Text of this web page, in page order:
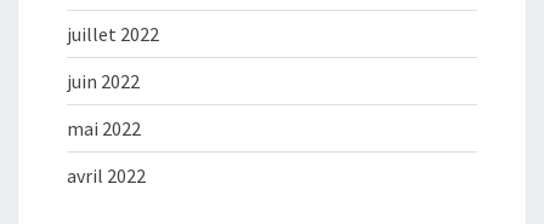
juillet 2022
juin 2022
mai 2022
avril 2022